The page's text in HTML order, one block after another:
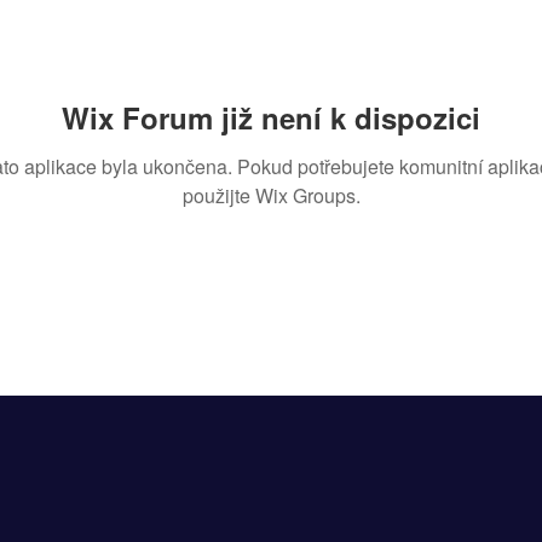
Wix Forum již není k dispozici
aplikace byla ukončena. Pokud potřebujete komunitní
použijte Wix Groups.